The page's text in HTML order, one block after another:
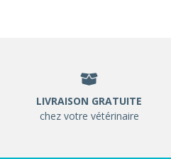
LIVRAISON GRATUITE
chez votre vétérinaire